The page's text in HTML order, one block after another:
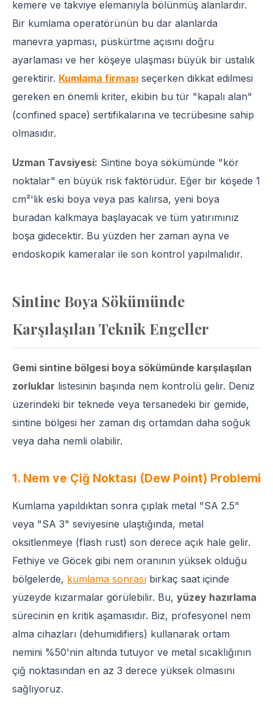
kemere ve takviye elemanıyla bölünmüş alanlardır.
Bir kumlama operatörünün bu dar alanlarda
manevra yapması, püskürtme açısını doğru
ayarlaması ve her köşeye ulaşması büyük bir ustalık
gerektirir. Kumlama firması seçerken dikkat edilmesi
gereken en önemli kriter, ekibin bu tür "kapalı alan"
(confined space) sertifikalarına ve tecrübesine sahip
olmasıdır.
Uzman Tavsiyesi: Sintine boya sökümünde "kör
noktalar" en büyük risk faktörüdür. Eğer bir köşede 1
cm²'lik eski boya veya pas kalırsa, yeni boya
buradan kalkmaya başlayacak ve tüm yatırımınız
boşa gidecektir. Bu yüzden her zaman ayna ve
endoskopik kameralar ile son kontrol yapılmalıdır.
Sintine Boya Sökümünde
Karşılaşılan Teknik Engeller
Gemi sintine bölgesi boya sökümünde karşılaşılan
zorluklar listesinin başında nem kontrolü gelir. Deniz
üzerindeki bir teknede veya tersanedeki bir gemide,
sintine bölgesi her zaman dış ortamdan daha soğuk
veya daha nemli olabilir.
1. Nem ve Çiğ Noktası (Dew Point) Problemi
Kumlama yapıldıktan sonra çıplak metal "SA 2.5"
veya "SA 3" seviyesine ulaştığında, metal
oksitlenmeye (flash rust) son derece açık hale gelir.
Fethiye ve Göcek gibi nem oranının yüksek olduğu
bölgelerde, kumlama sonrası birkaç saat içinde
yüzeyde kızarmalar görülebilir. Bu, yüzey hazırlama
sürecinin en kritik aşamasıdır. Biz, profesyonel nem
alma cihazları (dehumidifiers) kullanarak ortam
nemini %50'nin altında tutuyor ve metal sıcaklığının
çiğ noktasından en az 3 derece yüksek olmasını
sağlıyoruz.